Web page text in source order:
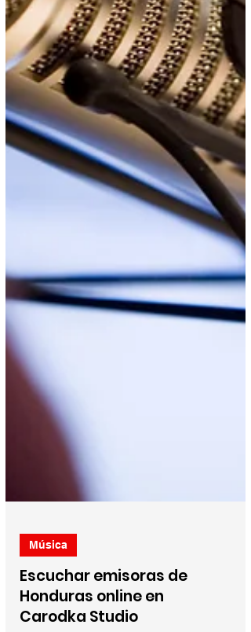
Música
Escuchar emisoras de